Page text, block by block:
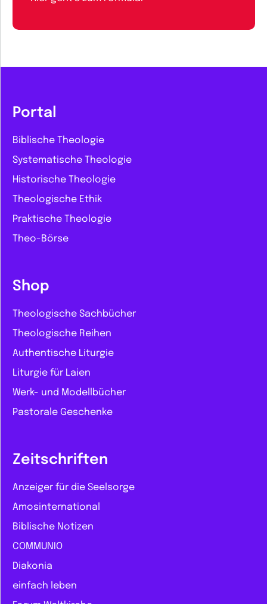
Portal
Biblische Theologie
Systematische Theologie
Historische Theologie
Theologische Ethik
Praktische Theologie
Theo-Börse
Shop
Theologische Sachbücher
Theologische Reihen
Authentische Liturgie
Liturgie für Laien
Werk- und Modellbücher
Pastorale Geschenke
Zeitschriften
Anzeiger für die Seelsorge
Amosinternational
Biblische Notizen
COMMUNIO
Diakonia
einfach leben